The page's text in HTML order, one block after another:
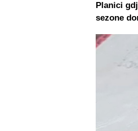
Planici
sezone